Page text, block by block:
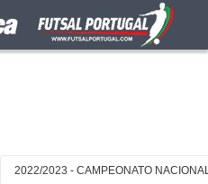
2022/2023 - CAMPEONATO